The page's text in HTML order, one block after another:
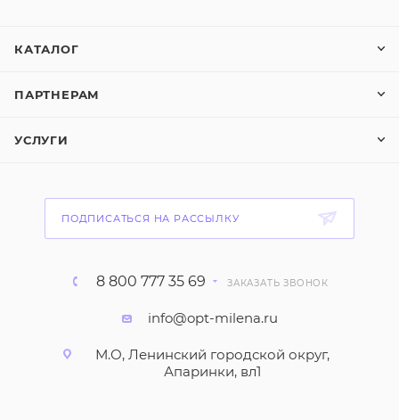
КАТАЛОГ
ПАРТНЕРАМ
УСЛУГИ
ПОДПИСАТЬСЯ НА РАССЫЛКУ
8 800 777 35 69 ЗАКАЗАТЬ ЗВОНОК
info@opt-milena.ru
М.О, Ленинский городской округ,
Апаринки, вл1